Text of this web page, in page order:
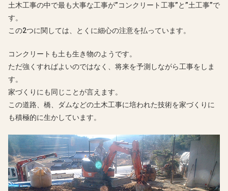
土木工事の中で最も大事な工事が”コンクリート工事”と”土工事”で
す。
この2つに関しては、とくに細心の注意を払っています。
コンクリートも土も生き物のようです。
ただ強くすればよいのではなく、将来を予測しながら工事をしま
す。
家づくりにも同じことが言えます。
この道路、橋、ダムなどの土木工事に培われた技術を家づくりに
も積極的に生かしています。